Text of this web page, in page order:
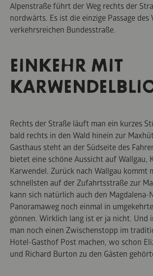
Alpenstraße führt der Weg rechts der
nordwärts. Es ist die einzige Passage des
verkehrsreichen Bundesstraße.
EINKEHR MIT
Rechts der Straße läuft man ein kurzes
bald rechts in den Wald hinein zur
Gasthaus steht an der Südseite des
bietet eine schöne Aussicht auf Wallgau,
Karwendel. Zurück nach Wallgau kommt
schnellsten auf der Zufahrtsstraße zur
kann sich natürlich auch den Magdalena-
Panoramaweg noch einmal in
gönnen. Wirklich lang ist er ja nicht. Und
man noch einen Zwischenstopp im
Hotel-Gasthof Post machen, wo schon
und Richard Burton zu den Gästen